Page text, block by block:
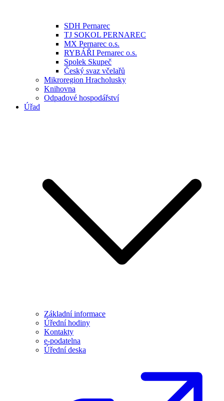
SDH Pernarec
TJ SOKOL PERNAREC
MX Pernarec o.s.
RYBÁŘI Pernarec o.s.
Spolek Skupeč
Český svaz včelařů
Mikroregion Hracholusky
Knihovna
Odpadové hospodářství
Úřad
Základní informace
Úřední hodiny
Kontakty
e-podatelna
Úřední deska